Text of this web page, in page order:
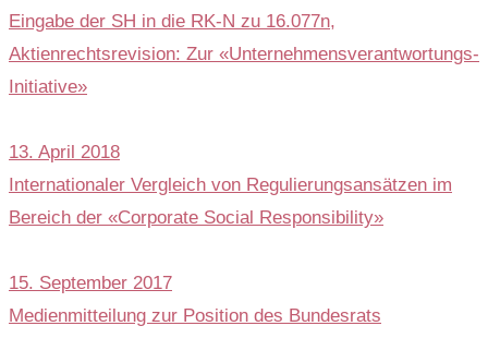
Eingabe der SH in die RK-N zu 16.077n,
Aktienrechtsrevision: Zur «Unternehmensverantwortungs-
Initiative»
13. April 2018
Internationaler Vergleich von Regulierungsansätzen im
Bereich der «Corporate Social Responsibility»
15. September 2017
Medienmitteilung zur Position des Bundesrats